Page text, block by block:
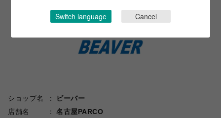
ショップ名
ビーバー
店舗名
名古屋PARCO
Switch language Cancel